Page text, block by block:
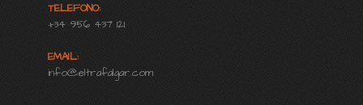
TELEFONO:
+34 956 437 121
EMAIL:
info@eltrafalgar.com